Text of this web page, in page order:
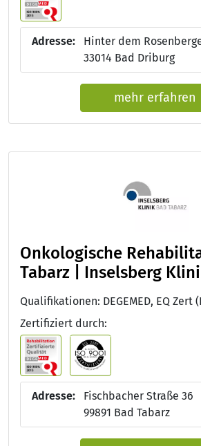
Adresse:
Hinter dem
33014 Bad Driburg
mehr erfahren
Onkologische
Tabarz | Inselsberg
Zertifiziert durch:
Adresse:
Fischbacher Straße 36
99891 Bad Tabarz